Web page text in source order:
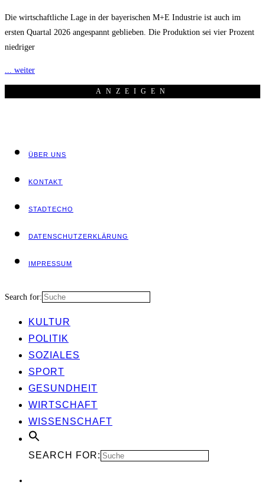
Die wirtschaftliche Lage in der bayerischen M+E Industrie ist auch im
ersten Quartal 2026 angespannt geblieben. Die Produktion sei vier Prozent
niedriger
... weiter
ANZEI­GEN
ÜBER UNS
KON­TAKT
STADT­ECHO
DATEN­SCHUTZ­ER­KLÄ­RUNG
IMPRES­SUM
Search for:
KUL­TUR
POLI­TIK
SOZIA­LES
SPORT
GESUND­HEIT
WIRT­SCHAFT
WIS­SEN­SCHAFT
SEARCH FOR: